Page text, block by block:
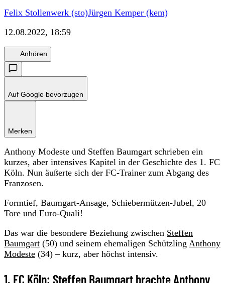
Felix Stollenwerk (sto)Jürgen Kemper (kem)
12.08.2022, 18:59
Anhören
Auf Google bevorzugen
Merken
Anthony Modeste und Steffen Baumgart schrieben ein
kurzes, aber intensives Kapitel in der Geschichte des 1. FC
Köln. Nun äußerte sich der FC-Trainer zum Abgang des
Franzosen.
Formtief, Baumgart-Ansage, Schiebermützen-Jubel, 20
Tore und Euro-Quali!
Das war die besondere Beziehung zwischen Steffen
Baumgart (50) und seinem ehemaligen Schützling Anthony
Modeste (34) – kurz, aber höchst intensiv.
1. FC Köln: Steffen Baumgart brachte Anthony